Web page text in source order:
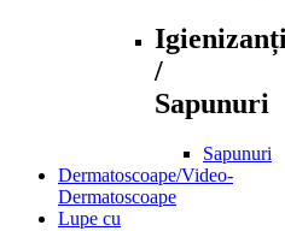
Igienizanți
/
Sapunuri
Sapunuri
Dermatoscoape/Video-
Dermatoscoape
Lupe cu